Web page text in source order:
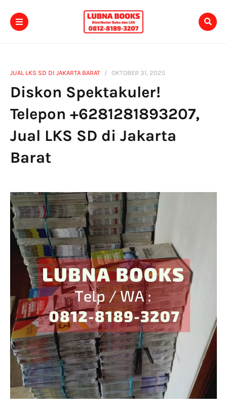
JUAL LKS SD DI JAKARTA BARAT OKTOBER 31, 2025
Diskon Spektakuler!
Telepon +6281281893207,
Jual LKS SD di Jakarta
Barat